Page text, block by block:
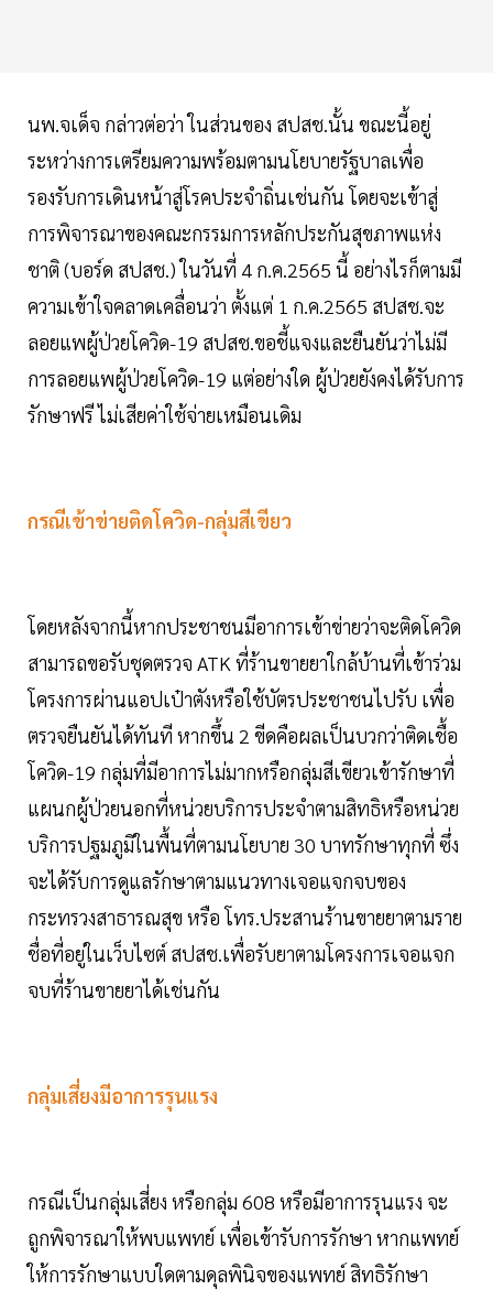
นพ.จเด็จ กล่าวต่อว่า ในส่วนของ สปสช.นั้น ขณะนี้อยู่
ระหว่างการเตรียมความพร้อมตามนโยบายรัฐบาลเพื่อ
รองรับการเดินหน้าสู่โรคประจำถิ่นเช่นกัน โดยจะเข้าสู่
การพิจารณาของคณะกรรมการหลักประกันสุขภาพแห่ง
ชาติ (บอร์ด สปสช.) ในวันที่ 4 ก.ค.2565 นี้ อย่างไรก็ตามมี
ความเข้าใจคลาดเคลื่อนว่า ตั้งแต่ 1 ก.ค.2565 สปสช.จะ
ลอยแพผู้ป่วยโควิด-19 สปสช.ขอชี้แจงและยืนยันว่าไม่มี
การลอยแพผู้ป่วยโควิด-19 แต่อย่างใด ผู้ป่วยยังคงได้รับการ
รักษาฟรี ไม่เสียค่าใช้จ่ายเหมือนเดิม
กรณีเข้าข่ายติดโควิด-กลุ่มสีเขียว
โดยหลังจากนี้หากประชาชนมีอาการเข้าข่ายว่าจะติดโควิด
สามารถขอรับชุดตรวจ ATK ที่ร้านขายยาใกล้บ้านที่เข้าร่วม
โครงการผ่านแอปเป๋าตังหรือใช้บัตรประชาชนไปรับ เพื่อ
ตรวจยืนยันได้ทันที หากขึ้น 2 ขีดคือผลเป็นบวกว่าติดเชื้อ
โควิด-19 กลุ่มที่มีอาการไม่มากหรือกลุ่มสีเขียวเข้ารักษาที่
แผนกผู้ป่วยนอกที่หน่วยบริการประจำตามสิทธิหรือหน่วย
บริการปฐมภูมิในพื้นที่ตามนโยบาย 30 บาทรักษาทุกที่ ซึ่ง
จะได้รับการดูแลรักษาตามแนวทางเจอแจกจบของ
กระทรวงสาธารณสุข หรือ โทร.ประสานร้านขายยาตามราย
ชื่อที่อยู่ในเว็บไซต์ สปสช.เพื่อรับยาตามโครงการเจอแจก
จบที่ร้านขายยาได้เช่นกัน
กลุ่มเสี่ยงมีอาการรุนแรง
กรณีเป็นกลุ่มเสี่ยง หรือกลุ่ม 608 หรือมีอาการรุนแรง จะ
ถูกพิจารณาให้พบแพทย์ เพื่อเข้ารับการรักษา หากแพทย์
ให้การรักษาแบบใดตามดุลพินิจของแพทย์ สิทธิรักษา